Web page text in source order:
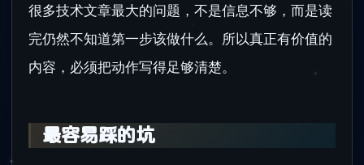
很多技术文章最大的问题，不是信息不够，而是读
完仍然不知道第一步该做什么。所以真正有价值的
内容，必须把动作写得足够清楚。
最容易踩的坑